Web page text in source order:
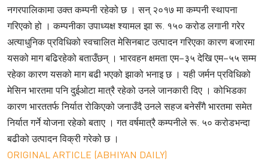
नगरपालिकामा उक्त कम्पनी रहेको छ । सन् २०१७ मा कम्पनी स्थापना
गरिएको हो । कम्पनीका उपाध्यक्ष श्यामल झा रू. १५० करोड लगानी गरेर
अत्याधुनिक प्रविधिको स्वचालित मेसिनबाट उत्पादन गरिएका कारण बजारमा
यसको माग बढिरहेको बताउँछन् । भारवहन क्षमता एम–३५ देखि एम–५५ सम्म
रहेका कारण यसको माग बढी भएको झाको भनाइ छ । यही जर्मन प्रविधिको
मेसिन भारतमा पनि दुईओटा मात्रै रहेको उनले जानकारी दिए । कोभिडका
कारण भारततर्फ निर्यात रोकिएको जनाउँदै उनले सहज बनेसँगै भारतमा समेत
निर्यात गर्ने योजना रहेको बताए । गत वर्षमात्रै कम्पनीले रू. ५० करोडभन्दा
बढीको उत्पादन विक्री गरेको छ ।
ORIGINAL ARTICLE (ABHIYAN DAILY)